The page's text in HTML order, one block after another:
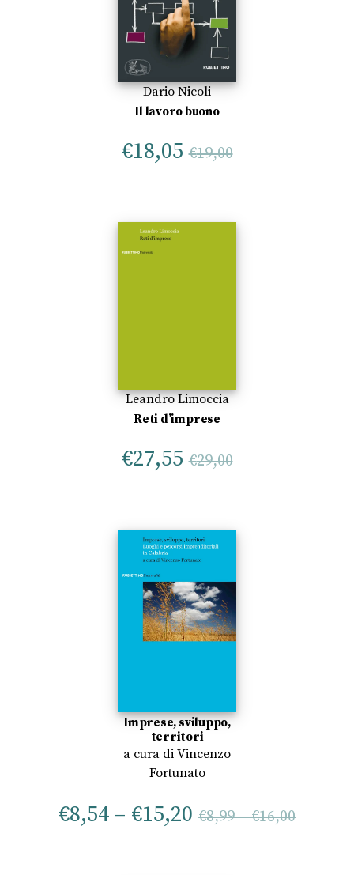
Dario Nicoli
Il lavoro buono
€18,05 €19,00
Leandro Limoccia
Reti d’imprese
€27,55 €29,00
Imprese, sviluppo,
territori
a cura di Vincenzo
Fortunato
€8,54 – €15,20 €8,99–€16,00